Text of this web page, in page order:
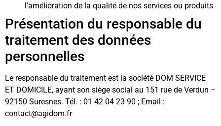
l’amélioration de la qualité de nos services ou produits
Présentation du responsable du
traitement des données
personnelles
Le responsable du traitement est la société DOM SERVICE
ET DOMICILE, ayant son siège social au 151 rue de Verdun –
92150 Suresnes. Tél. : 01 42 04 23 90 ; Email :
contact@agidom.fr